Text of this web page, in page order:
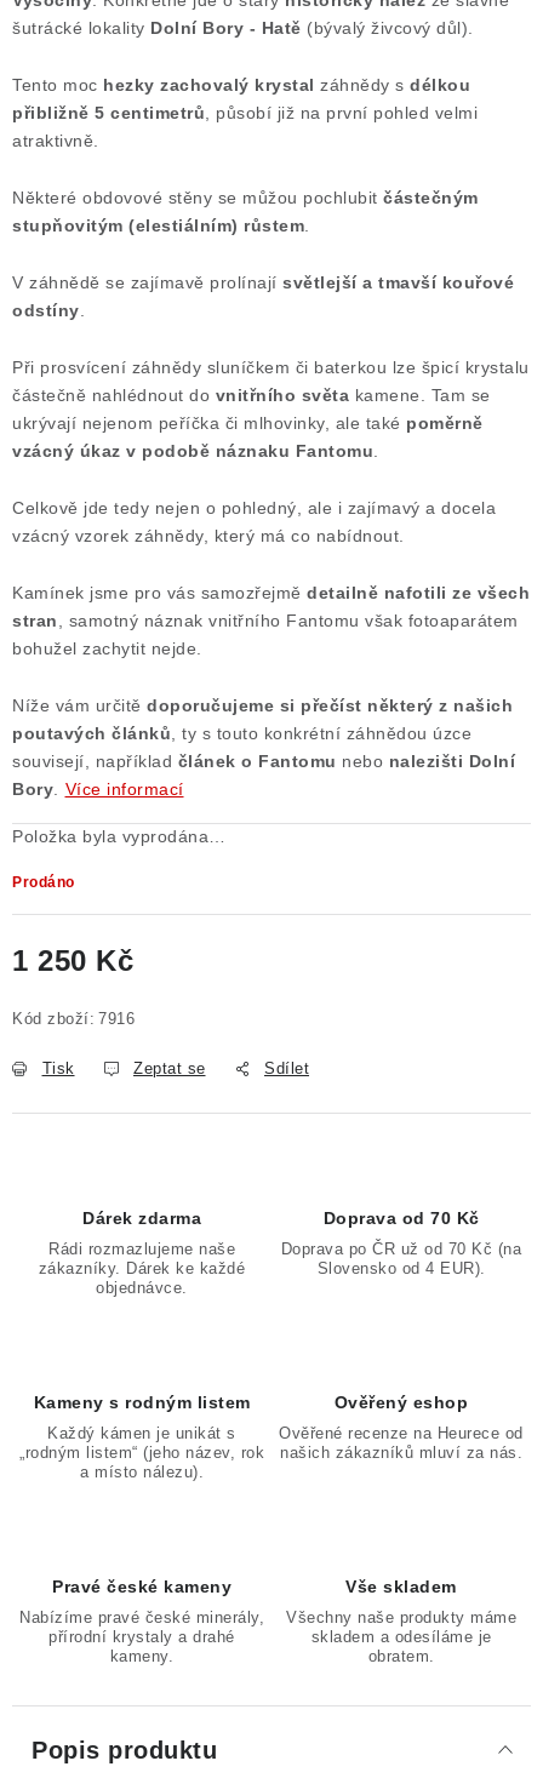
šutrácké lokality Dolní Bory - Hatě (bývalý živcový důl).
Tento moc hezky zachovalý krystal záhnědy s délkou
přibližně 5 centimetrů , působí již na první pohled velmi
atraktivně.
Některé obdovové stěny se můžou pochlubit částečným
stupňovitým (elestiálním) růstem
V záhnědě se zajímavě prolínají světlejší a tmavší kouřové
odstíny
Při prosvícení záhnědy sluníčkem či baterkou lze špicí krystalu
částečně nahlédnout do vnitřního světa kamene. Tam se
ukrývají nejenom peříčka či mlhovinky, ale také poměrně
vzácný úkaz v podobě náznaku Fantomu
Celkově jde tedy nejen o pohledný, ale i zajímavý a docela
vzácný vzorek záhnědy, který má co nabídnout.
Kamínek jsme pro vás samozřejmě detailně nafotili ze všech
stran , samotný náznak vnitřního Fantomu však fotoaparátem
bohužel zachytit nejde.
Níže vám určitě doporučujeme si přečíst některý z našich
poutavých článků , ty s touto konkrétní záhnědou úzce
souvisejí, například článek o Fantomu nebo nalezišti Dolní
Bory
Více informací
Položka byla vyprodána…
Prodáno
1 250 Kč
Kód zboží: 7916
Tisk Zeptat se Sdílet
Dárek zdarma
Rádi rozmazlujeme naše
zákazníky. Dárek ke každé
objednávce.
Doprava od 70 Kč
Doprava po ČR už od 70 Kč (na
Slovensko od 4 EUR).
Kameny s rodným listem
Každý kámen je unikát s
„rodným listem“ (jeho název, rok
a místo nálezu).
Ověřený eshop
Ověřené recenze na Heurece od
našich zákazníků mluví za nás.
Pravé české kameny
Nabízíme pravé české minerály,
přírodní krystaly a drahé
kameny.
Vše skladem
Všechny naše produkty máme
skladem a odesíláme je
obratem.
Popis produktu